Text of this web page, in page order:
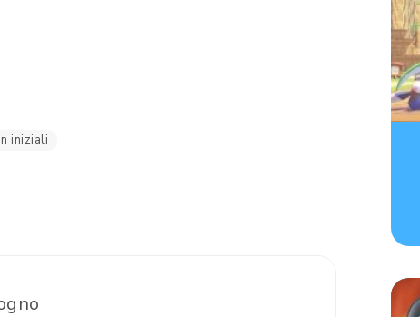
iniziali